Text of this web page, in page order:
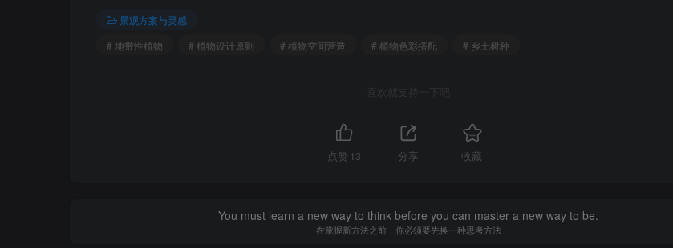
在园林景观设计中，通过不同种类、高度、质感的植物以不同的配置方式结合地形设计，对空间进行一
景观方案与灵感
# 地带性植物
# 植物设计原则 # 植物空间营造 # 植物色彩搭配 # 乡土树种
喜欢就支持一下吧
点赞 13 分享 收藏
You must learn a new way to think before you can master a new way to be.
在掌握新方法之前，你必须要先换一种思考方法